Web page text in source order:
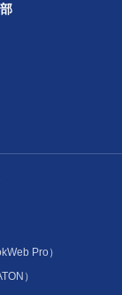
Pro）
）